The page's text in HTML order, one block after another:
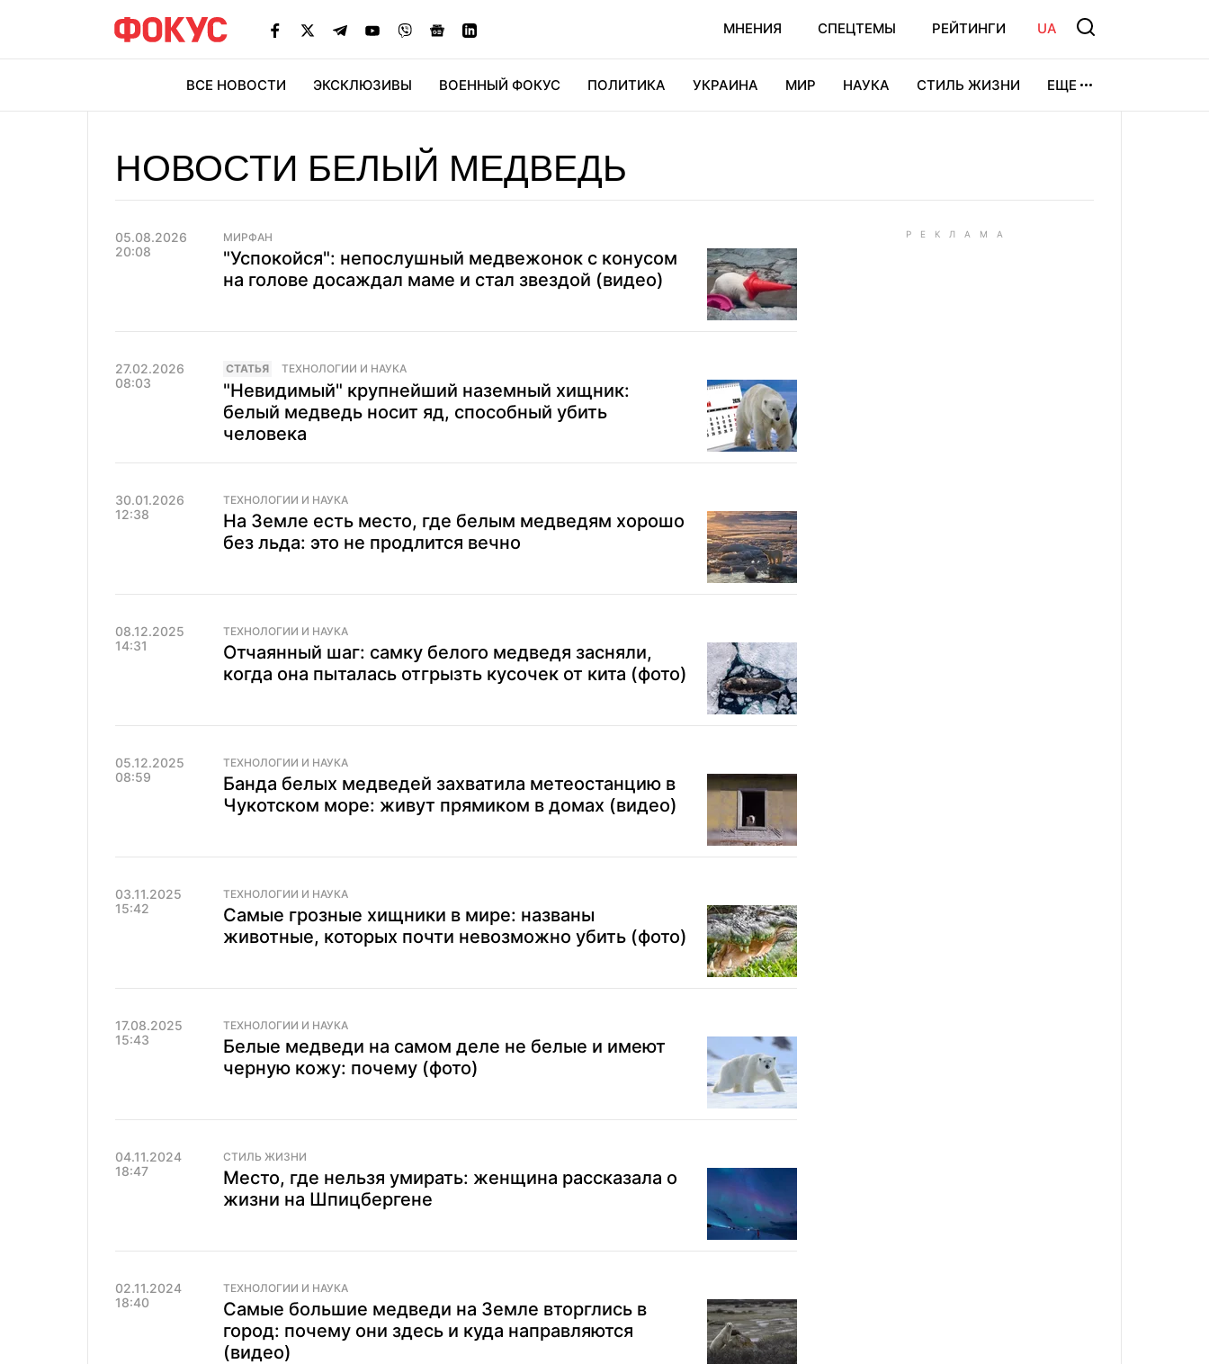
МНЕНИЯ СПЕЦТЕМЫ РЕЙТИНГИ UA
ВСЕ НОВОСТИ ЭКСКЛЮЗИВЫ ВОЕННЫЙ ФОКУС ПОЛИТИКА УКРАИНА МИР НАУКА СТИЛЬ ЖИЗНИ ЕЩЕ
НОВОСТИ БЕЛЫЙ МЕДВЕДЬ
05.08.2026
20:08
МИРФАН
"Успокойся": непослушный медвежонок с конусом
на голове досаждал маме и стал звездой (видео)
27.02.2026
08:03
CТАТЬЯ ТЕХНОЛОГИИ И НАУКА
"Невидимый" крупнейший наземный хищник:
белый медведь носит яд, способный убить
человека
30.01.2026
12:38
ТЕХНОЛОГИИ И НАУКА
На Земле есть место, где белым медведям хорошо
без льда: это не продлится вечно
08.12.2025
14:31
ТЕХНОЛОГИИ И НАУКА
Отчаянный шаг: самку белого медведя засняли,
когда она пыталась отгрызть кусочек от кита (фото)
05.12.2025
08:59
ТЕХНОЛОГИИ И НАУКА
Банда белых медведей захватила метеостанцию в
Чукотском море: живут прямиком в домах (видео)
03.11.2025
15:42
ТЕХНОЛОГИИ И НАУКА
Самые грозные хищники в мире: названы
животные, которых почти невозможно убить (фото)
17.08.2025
15:43
ТЕХНОЛОГИИ И НАУКА
Белые медведи на самом деле не белые и имеют
черную кожу: почему (фото)
04.11.2024
18:47
СТИЛЬ ЖИЗНИ
Место, где нельзя умирать: женщина рассказала о
жизни на Шпицбергене
02.11.2024
18:40
ТЕХНОЛОГИИ И НАУКА
Самые большие медведи на Земле вторглись в
город: почему они здесь и куда направляются
(видео)